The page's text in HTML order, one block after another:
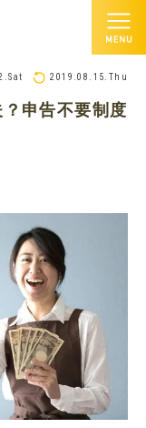
2019.08.15.Thu
申告不要制度